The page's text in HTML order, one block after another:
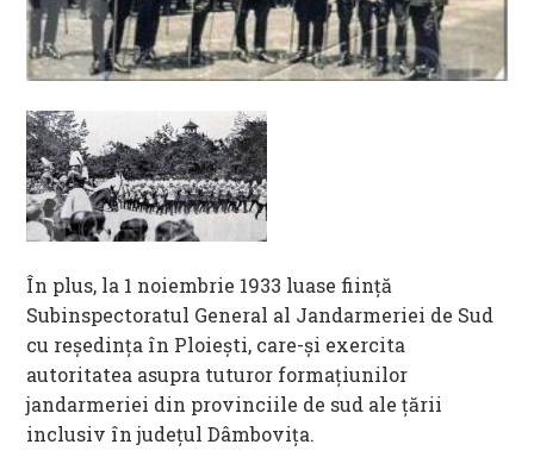
În plus, la 1 noiembrie 1933 luase fiinţă
Subinspectoratul General al Jandarmeriei de Sud
cu reşedinţa în Ploieşti, care-şi exercita
autoritatea asupra tuturor formaţiunilor
jandarmeriei din provinciile de sud ale ţării
inclusiv în judeţul Dâmboviţa.